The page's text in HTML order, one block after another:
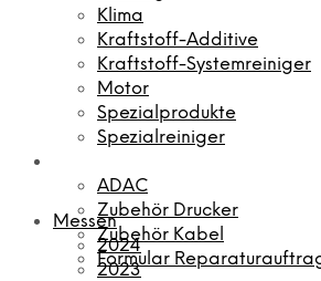
Klima
Kraftstoff-Additive
Kraftstoff-Systemreiniger
Motor
Spezialprodukte
Spezialreiniger
ADAC
Zubehör Drucker
Zubehör Kabel
Formular
Messen
2024
2023